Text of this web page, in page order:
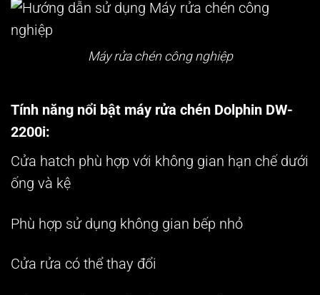
Máy rửa chén công nghiệp
Tính năng nổi bật máy rửa chén Dolphin DW-
2200i:
Cửa hatch phù hợp với không gian hạn chế dưới
ống và kệ
Phù hợp sử dụng không gian bếp nhỏ
Cửa rửa có thể thay đổi